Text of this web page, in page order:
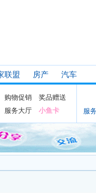
联盟 房产 汽车
购物促销
奖品赠送
服务大厅
小鱼卡 服务